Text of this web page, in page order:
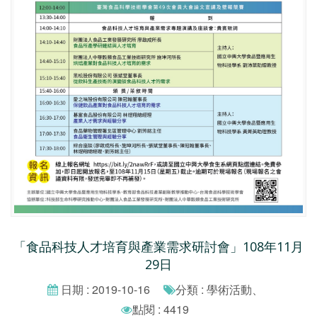
「食品科技人才培育與產業需求研討會」108年11月
29日
日期 : 2019-10-16
分類 : 學術活動、
點閱 : 4419